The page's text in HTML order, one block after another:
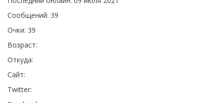
Сообщений: 39
Очки: 39
Возраст:
Откуда:
Сайт:
Twitter: